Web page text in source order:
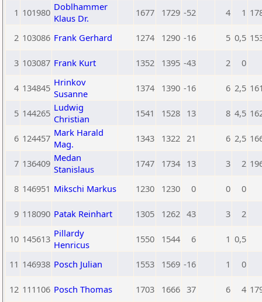
1 101980 Doblhammer
Klaus Dr.
1677 1729 -52 4 1
2 103086 Frank Gerhard 1274 1290 -16 5 0,5
3 103087 Frank Kurt 1352 1395 -43 2 0
4 134845 Hrinkov
Susanne
1374 1390 -16 6 2,5
5 144265 Ludwig
Christian
1541 1528 13 8 4,5
6 124457 Mark Harald
Mag.
1343 1322 21 6 2,5
7 136409 Medan
Stanislaus
1747 1734 13 3 2
8 146951 Mikschi Markus 1230 1230 0 0 0
9 118090 Patak Reinhart 1305 1262 43 3 2
10 145613 Pillardy
Henricus
1550 1544 6 1 0,5
11 146938 Posch Julian 1553 1569 -16 1 0
12 111106 Posch Thomas 1703 1666 37 6 4